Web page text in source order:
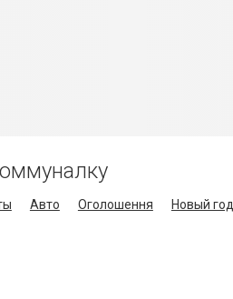
Авто Оголошення Новый